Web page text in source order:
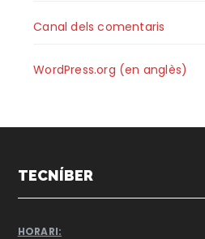
Canal dels comentaris
WordPress.org (en anglès)
TECNÍBER
HORARI: